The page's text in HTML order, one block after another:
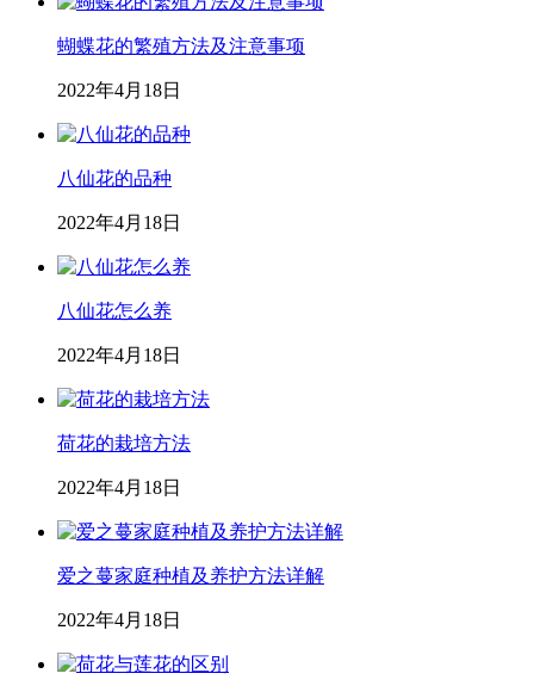
蝴蝶花的繁殖方法及注意事项
2022年4月18日
八仙花的品种
2022年4月18日
八仙花怎么养
2022年4月18日
荷花的栽培方法
2022年4月18日
爱之蔓家庭种植及养护方法详解
2022年4月18日